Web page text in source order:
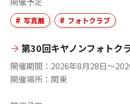
写真展 フォトクラブ
第30回キヤノンフォトク
開催期間
2026年8月28日〜
開催場所
関東